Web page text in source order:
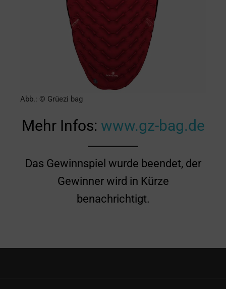
Abb.: © Grüezi bag
Mehr Infos: www.gz-bag.de
Das Gewinnspiel wurde beendet, der
Gewinner wird in Kürze
benachrichtigt.